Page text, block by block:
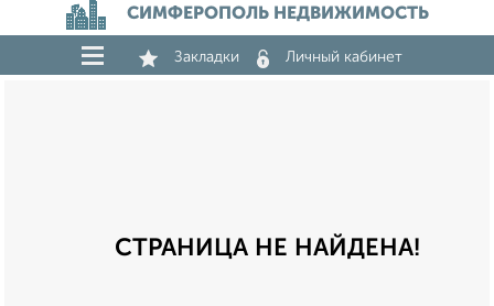
СИМФЕРОПОЛЬ НЕДВИЖИМОСТЬ
Закладки Личный кабинет
СТРАНИЦА НЕ НАЙДЕНА!